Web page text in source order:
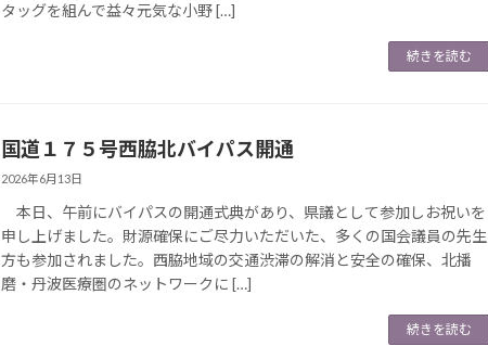
タッグを組んで益々元気な小野 […]
続きを読む
国道１７５号西脇北バイパス開通
2026年6月13日
本日、午前にバイパスの開通式典があり、県議として参加しお祝いを
申し上げました。財源確保にご尽力いただいた、多くの国会議員の先生
方も参加されました。西脇地域の交通渋滞の解消と安全の確保、北播
磨・丹波医療圏のネットワークに […]
続きを読む